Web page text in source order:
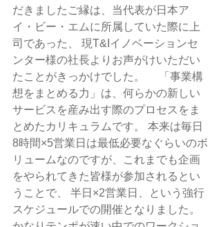
だきましたご縁は、当代表が日本ア
イ・ビー・エムに所属していた際に上
司であった、 現T&Iイノベーションセ
ンター様の社長よりお声がけいただい
たことがきっかけでした。     「事業構
想をまとめる力」は、何らかの新しい
サービスを産み出す際のプロセスをま
とめたカリキュラムです。 本来は毎日
8時間×5営業日は最低必要なぐらいのボ
リュームなのですが、これまでも企画
をやられてきた皆様が参加されるとい
うことで、 半日×2営業日、という強行
スケジュールでの開催となりました。